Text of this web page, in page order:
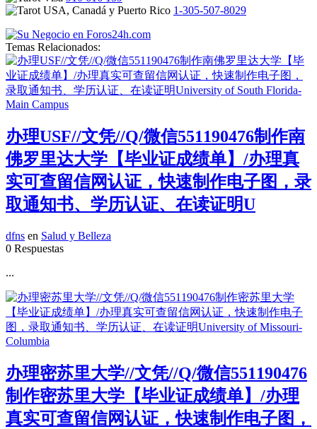
1-305-507-8029
Temas Relacionados:
办理USF//文凭//Q/微信551190476制作南
佛罗里达大学【毕业证成绩单】/办理真
实可查留信网认证，快速制作电子图，录
取通知书、学历认证、在读证明U
dfns en Salud y Belleza
0 Respuestas
...
办理密苏里大学//文凭//Q/微信551190476
制作密苏里大学【毕业证成绩单】/办理
真实可查留信网认证，快速制作电子图，